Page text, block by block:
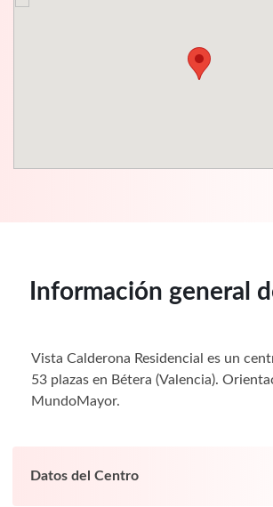
Información general
Vista Calderona Residencial es un
53 plazas en Bétera (Valencia).
MundoMayor.
Datos del Centro